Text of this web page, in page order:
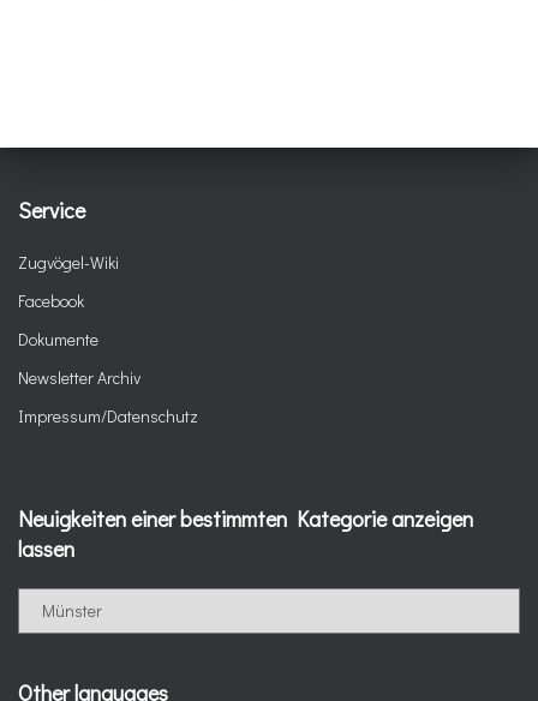
Service
Zugvögel-Wiki
Facebook
Dokumente
Newsletter Archiv
Impressum/Datenschutz
Neuigkeiten einer bestimmten Kategorie anzeigen
lassen
Other languages